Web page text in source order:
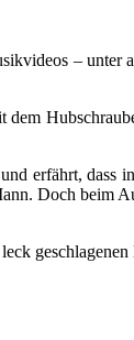
– unter
dem
erfährt, dass
Doch beim